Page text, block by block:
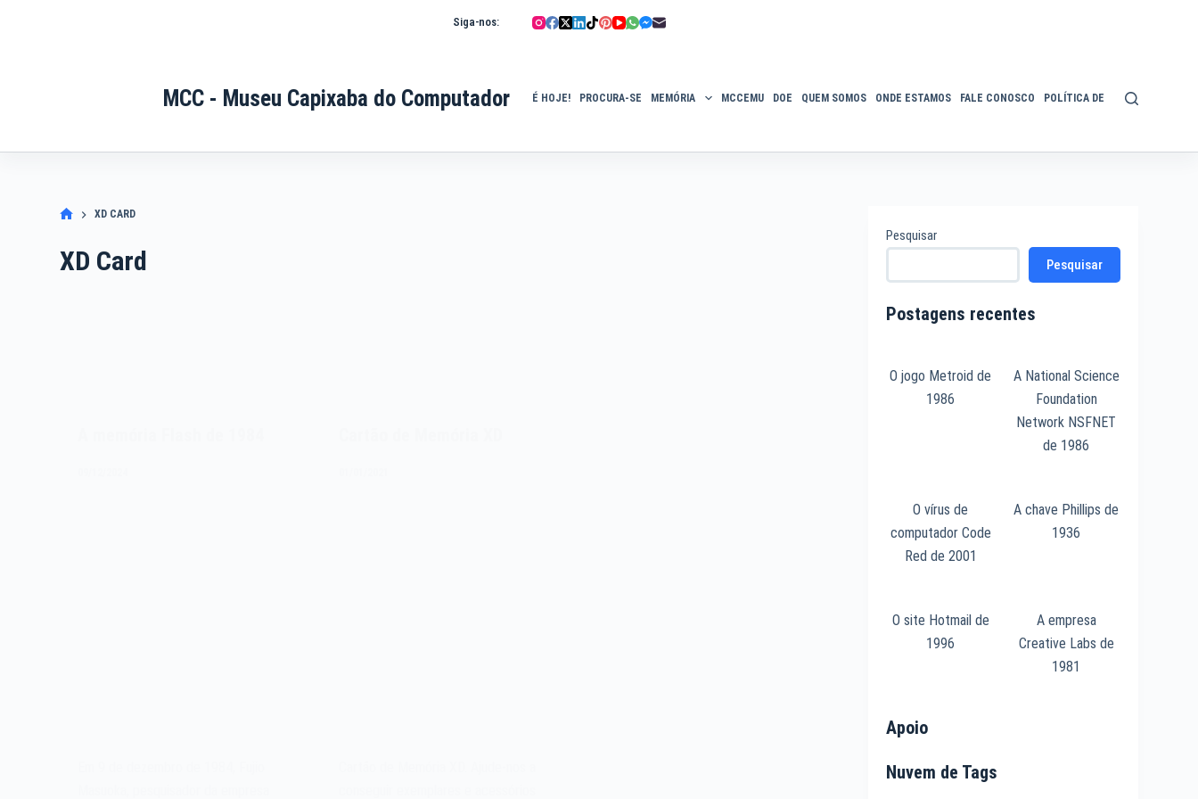
Siga-nos:
MCC - Museu Capixaba do Computador É HOJE! PROCURA-SE MEMÓRIA MCCEMU DOE QUEM SOMOS ONDE ESTAMOS FALE CONOSCO POLÍTICA DE PRIVACIDADE
XD CARD
XD Card
Pesquisar
Pesquisar
Postagens recentes
O jogo Metroid de
1986
A National Science
Foundation
Network NSFNET
de 1986
O vírus de
computador Code
Red de 2001
A chave Phillips de
1936
O site Hotmail de
1996
A empresa
Creative Labs de
1981
Apoio
Nuvem de Tags